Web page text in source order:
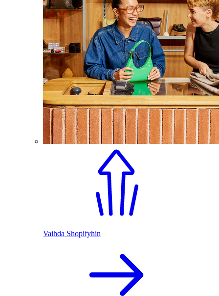
Vaihda Shopifyhin